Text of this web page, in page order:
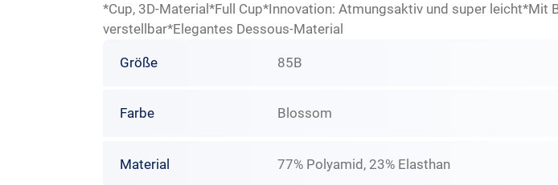
*Cup, 3D-Material*Full Cup*Innovation: Atmungsaktiv und super
verstellbar*Elegantes Dessous-Material
Größe 85B
Farbe Blossom
Material 77% Polyamid, 23% Elasthan